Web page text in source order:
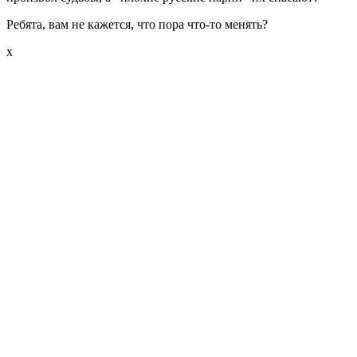
Ребята, вам не кажется, что пора что-то менять?
x